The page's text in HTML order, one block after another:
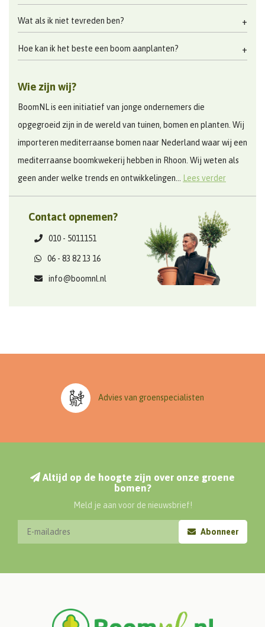
Wat als ik niet tevreden ben?
Hoe kan ik het beste een boom aanplanten?
Wie zijn wij?
BoomNL is een initiatief van jonge ondernemers die
opgegroeid zijn in de wereld van tuinen, bomen en planten. Wij
importeren mediterraanse bomen naar Nederland waar wij een
mediterraanse boomkwekerij hebben in Rhoon. Wij weten als
geen ander welke trends en ontwikkelingen...
Lees verder
Contact opnemen?
010 - 5011151
06 - 83 82 13 16
info@boomnl.nl
Eigen kwekerij in Spanje
Altijd op de hoogte zijn over onze groene
bomen?
Meld je aan voor de nieuwsbrief!
Abonneer